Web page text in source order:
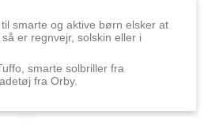
smarte og aktive børn elsker at
er regnvejr, solskin eller i
smarte solbriller fra
fra Orby.